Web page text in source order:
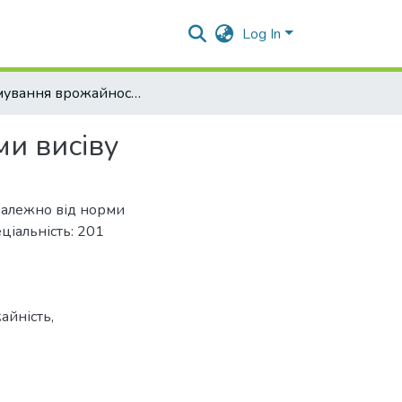
Log In
Формування врожайності гороху залежно від норми висіву
висіву
від норми
201
,